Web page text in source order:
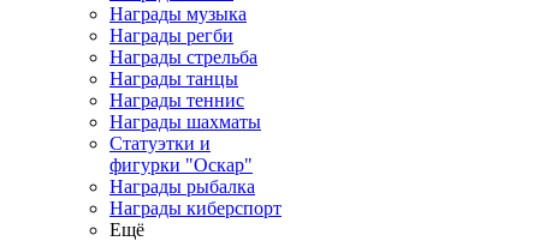
Награды музыка
Награды регби
Награды стрельба
Награды танцы
Награды теннис
Награды шахматы
Статуэтки и
фигурки "Оскар"
Награды рыбалка
Награды киберспорт
Ещё